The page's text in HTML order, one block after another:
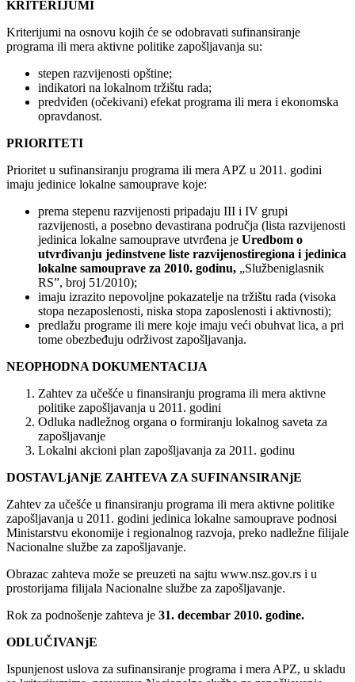
KRITERIJUMI
Kriterijumi na osnovu kojih će se odobravati sufinansiranje
programa ili mera aktivne politike zapošljavanja su:
stepen razvijenosti opštine;
indikatori na lokalnom tržištu rada;
predviđen (očekivani) efekat programa ili mera i ekonomska
opravdanost.
PRIORITETI
Prioritet u sufinansiranju programa ili mera APZ u 2011. godini
imaju jedinice lokalne samouprave koje:
prema stepenu razvijenosti pripadaju III i IV grupi
razvijenosti, a posebno devastirana područja (lista razvijenosti
jedinica lokalne samouprave utvrđena je Uredbom o
utvrđivanju jedinstvene liste razvijenostiregiona i jedinica
lokalne samouprave za 2010. godinu, „Službeniglasnik
RS”, broj 51/2010);
imaju izrazito nepovoljne pokazatelje na tržištu rada (visoka
stopa nezaposlenosti, niska stopa zaposlenosti i aktivnosti);
predlažu programe ili mere koje imaju veći obuhvat lica, a pri
tome obezbeđuju održivost zapošljavanja.
NEOPHODNA DOKUMENTACIJA
Zahtev za učešće u finansiranju programa ili mera aktivne
politike zapošljavanja u 2011. godini
Odluka nadležnog organa o formiranju lokalnog saveta za
zapošljavanje
Lokalni akcioni plan zapošljavanja za 2011. godinu
DOSTAVLjANjE ZAHTEVA ZA SUFINANSIRANjE
Zahtev za učešće u finansiranju programa ili mera aktivne politike
zapošljavanja u 2011. godini jedinica lokalne samouprave podnosi
Ministarstvu ekonomije i regionalnog razvoja, preko nadležne filijale
Nacionalne službe za zapošljavanje.
Obrazac zahteva može se preuzeti na sajtu www.nsz.gov.rs i u
prostorijama filijala Nacionalne službe za zapošljavanje.
Rok za podnošenje zahteva je 31. decembar 2010. godine.
ODLUČIVANjE
Ispunjenost uslova za sufinansiranje programa i mera APZ, u skladu